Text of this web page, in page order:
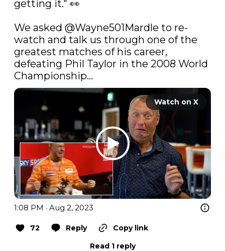
getting it." 👀
We asked @Wayne501Mardle to re-
watch and talk us through one of the
greatest matches of his career,
defeating Phil Taylor in the 2008 World
Championship...
Watch on X
1:08 PM · Aug 2, 2023
72 Reply
Copy link
Read 1 reply